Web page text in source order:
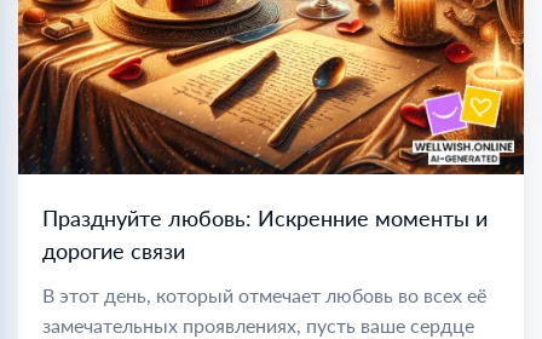
Празднуйте любовь: Искренние моменты и
дорогие связи
В этот день, который отмечает любовь во всех её
замечательных проявлениях, пусть ваше сердце